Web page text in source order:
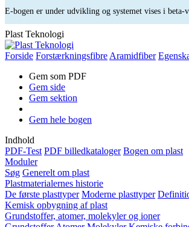
E-bogen er under udvikling og systemet vises i
Plast Teknologi
Forside Forstærkningsfibre Aramidfiber
Gem som PDF
Gem side
Gem sektion
Gem hele bogen
Indhold
PDF-Test PDF billedkataloger Bogen om plast
Moduler
Søg Generelt om plast
Plastmaterialernes historie
De første plasttyper Moderne plasttyper
Kemisk opbygning af plast
Grundstoffer, atomer, molekyler og ioner